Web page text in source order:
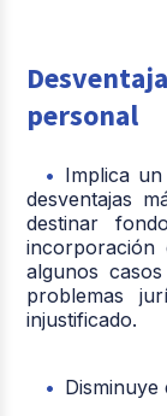
personal
Implica
desventajas
destinar
incorporación
algunos
problemas
injustificado.
Disminuye